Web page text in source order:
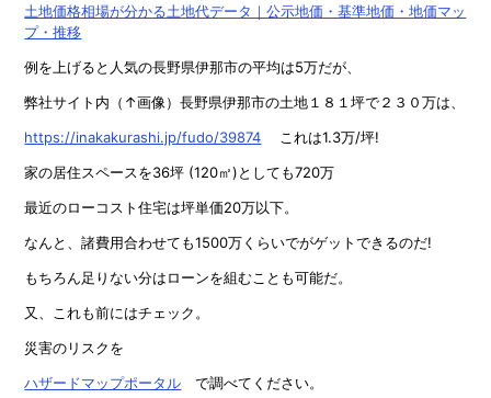
土地価格相場が分かる土地代データ｜公示地価・基準地価・地価マッ
プ・推移
例を上げると人気の長野県伊那市の平均は5万だが、
弊社サイト内（↑画像）長野県伊那市の土地１８１坪で２３０万は、
https://inakakurashi.jp/fudo/39874 これは1.3万/坪!
家の居住スペースを36坪 (120㎡)としても720万
最近のローコスト住宅は坪単価20万以下。
なんと、諸費用合わせても1500万くらいでがゲットできるのだ!
もちろん足りない分はローンを組むことも可能だ。
又、これも前にはチェック。
災害のリスクを
ハザードマップポータル で調べてください。